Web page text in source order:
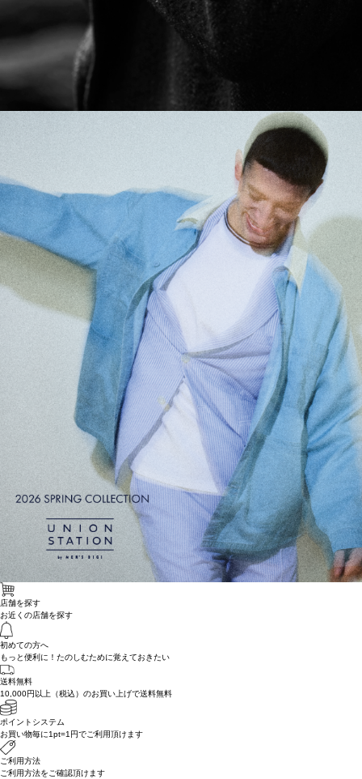
店舗を探す
お近くの店舗を探す
初めての方へ
もっと便利に！たのしむために覚えておきたい
送料無料
10,000円以上（税込）のお買い上げで送料無料
ポイントシステム
お買い物毎に1pt=1円でご利用頂けます
ご利用方法
ご利用方法をご確認頂けます